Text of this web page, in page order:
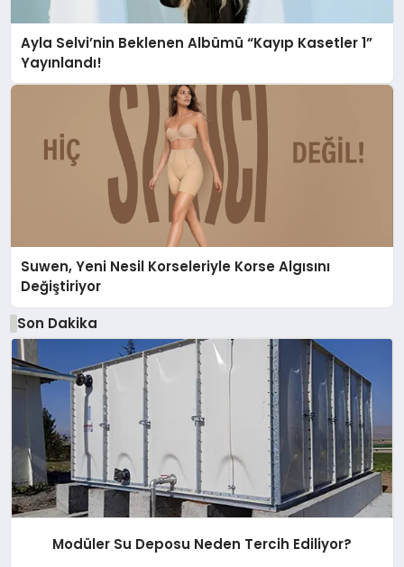
Ayla Selvi’nin Beklenen Albümü “Kayıp Kasetler 1”
Yayınlandı!
Suwen, Yeni Nesil Korseleriyle Korse Algısını
Değiştiriyor
Son Dakika
Modüler Su Deposu Neden Tercih Ediliyor?